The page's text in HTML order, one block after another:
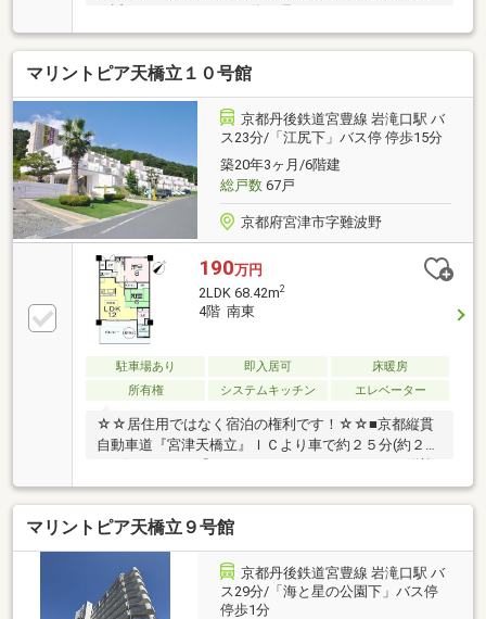
マリントピア天橋立１０号館
京都丹後鉄道宮豊線 岩滝口駅 バ
ス23分/「江尻下」バス停 停歩15分
築20年3ヶ月/6階建
総戸数67戸
京都府宮津市字難波野
190万円
2LDK 68.42m2
4階 南東
駐車場あり 即入居可
床暖房
所有権
システムキッチン エレベーター
☆☆居住用ではなく宿泊の権利です！☆☆■京都縦貫
自動車道『宮津天橋立』ＩＣより車で約２５分(約２３
あり■１泊の利用料(個人)３８５０円/人■１泊の利用料
(法人)４９５０円/人■Ｊクラブ会員：建物所有件１０
分の１ 利用人数：定員５名、利用回数：３６回/年※
所有権は１０分の１となりますので、年間３６日分を
宿泊できる権利です。■駐車場 無料●ナイター営業！
夜７時半まで営業しております！！●年中無休☆水曜
も休まず営業中！●住まい探しからローン・資金計画
マリントピア天橋立９号館
京都丹後鉄道宮豊線 岩滝口駅 バ
ス29分/「海と星の公園下」バス停
停歩1分